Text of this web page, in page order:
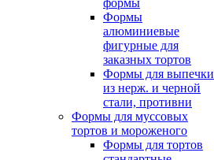
Формы
алюминиевые
фигурные для
заказных тортов
Формы для выпечки
из нерж. и черной
стали, противни
Формы для муссовых
тортов и мороженого
Формы для тортов